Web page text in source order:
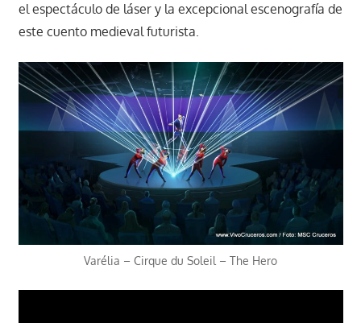
el espectáculo de láser y la excepcional escenografía de
este cuento medieval futurista.
Varélia – Cirque du Soleil – The Hero